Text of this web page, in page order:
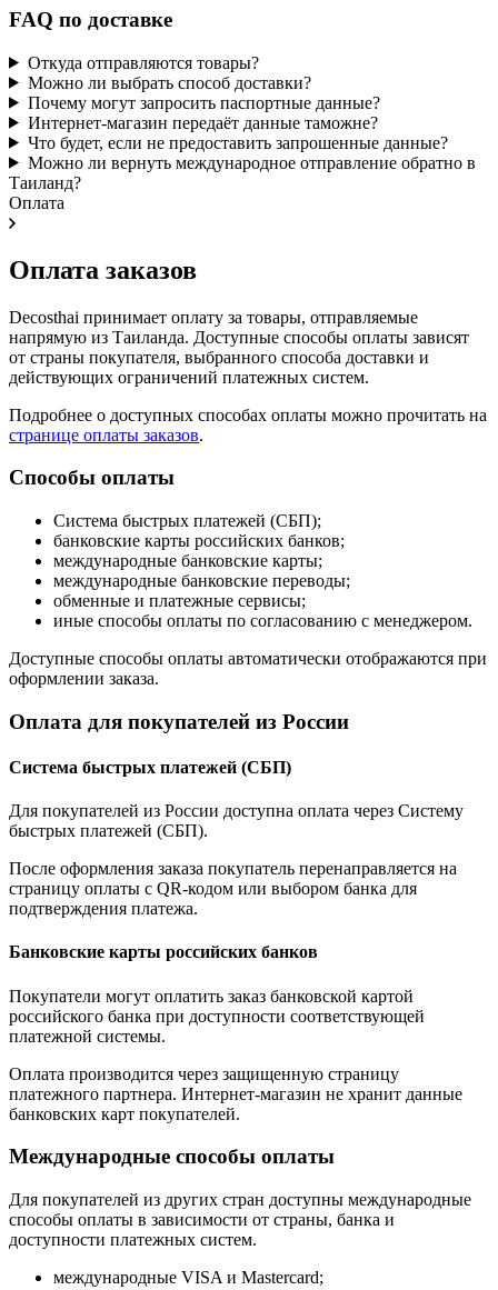
FAQ по доставке
Откуда отправляются товары?
Можно ли выбрать способ доставки?
Почему могут запросить паспортные данные?
Интернет-магазин передаёт данные таможне?
Что будет, если не предоставить запрошенные данные?
Можно ли вернуть международное отправление обратно в
Таиланд?
Оплата
Оплата заказов
Decosthai принимает оплату за товары, отправляемые
напрямую из Таиланда. Доступные способы оплаты зависят
от страны покупателя, выбранного способа доставки и
действующих ограничений платежных систем.
Подробнее о доступных способах оплаты можно прочитать на
странице оплаты заказов.
Способы оплаты
Система быстрых платежей (СБП);
банковские карты российских банков;
международные банковские карты;
международные банковские переводы;
обменные и платежные сервисы;
иные способы оплаты по согласованию с менеджером.
Доступные способы оплаты автоматически отображаются при
оформлении заказа.
Оплата для покупателей из России
Система быстрых платежей (СБП)
Для покупателей из России доступна оплата через Систему
быстрых платежей (СБП).
После оформления заказа покупатель перенаправляется на
страницу оплаты с QR-кодом или выбором банка для
подтверждения платежа.
Банковские карты российских банков
Покупатели могут оплатить заказ банковской картой
российского банка при доступности соответствующей
платежной системы.
Оплата производится через защищенную страницу
платежного партнера. Интернет-магазин не хранит данные
банковских карт покупателей.
Международные способы оплаты
Для покупателей из других стран доступны международные
способы оплаты в зависимости от страны, банка и
доступности платежных систем.
международные VISA и Mastercard;